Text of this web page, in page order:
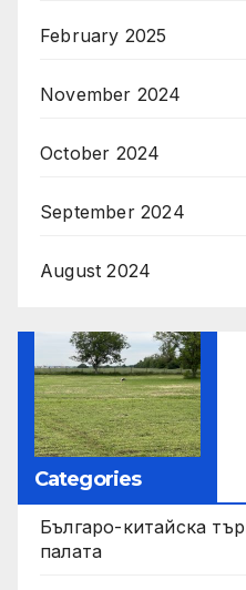
February 2025
November 2024
October 2024
September 2024
August 2024
Categories
Българо-китайска
палата